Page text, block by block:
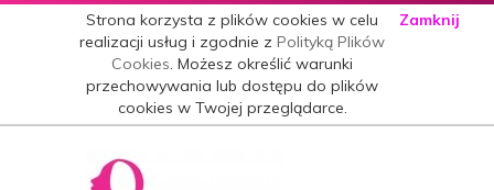
Strona korzysta z plików cookies w celu
realizacji usług i zgodnie zPolityką Plików
Cookies. Możesz określić warunki
przechowywania lub dostępu do plików
cookies w Twojej przeglądarce.
Zamknij